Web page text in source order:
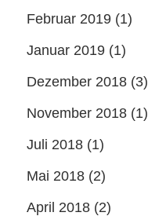
Februar 2019 (1)
Januar 2019 (1)
Dezember 2018 (3)
November 2018 (1)
Juli 2018 (1)
Mai 2018 (2)
April 2018 (2)